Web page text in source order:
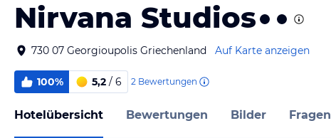
Nirvana Studios
730 07 Georgioupolis Griechenland Auf Karte anzeigen
100% 5,2 / 6 2 Bewertungen
Hotelübersicht Bewertungen Bilder Fragen